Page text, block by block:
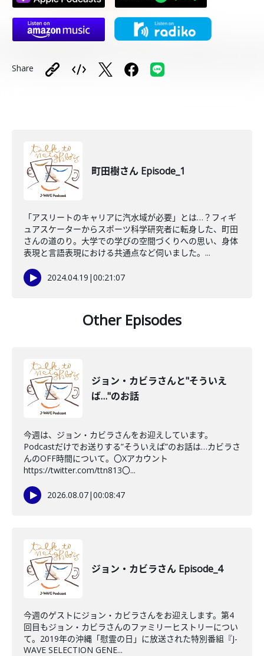
Share
町田樹さん Episode_1
「アスリートのキャリアに汽水域が必要」とは…？フィギ
ュアスケーターからスポーツ科学研究者に転身した、町田
さんの道のり。大学での学びの空間づくりへの思い、身体
表現と言語表現における共通点など伺いました。...
2024.04.19 |00:21:07
Other Episodes
ジョン・カビラさんと"そういえ
ば…"のお話
今週は、ジョン・カビラさんをお迎えしています。
Podcastだけでお送りする”そういえば”のお話は…カビラさ
んのOFF時間について。〇Xアカウント
https://twitter.com/ttn813〇...
2026.08.07|00:08:47
ジョン・カビラさん Episode_4
今週のゲストにジョン・カビラさんをお迎えします。第4
回目もジョン・カビラさんのファミリーヒストリーについ
て。2019年の沖縄「慰霊の日」に放送された特別番組『J-
WAVE SELECTION GENE...